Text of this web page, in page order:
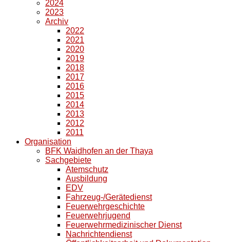
2024
2023
Archiv
2022
2021
2020
2019
2018
2017
2016
2015
2014
2013
2012
2011
Organisation
BFK Waidhofen an der Thaya
Sachgebiete
Atemschutz
Ausbildung
EDV
Fahrzeug-/Gerätedienst
Feuerwehrgeschichte
Feuerwehrjugend
Feuerwehrmedizinischer Dienst
Nachrichtendienst